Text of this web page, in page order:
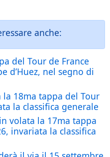
anche:
del Tour de France
d’Huez, nel segno di
la 18ma tappa del Tour
la classifica generale
volata la 17ma tappa
invariata la classifica